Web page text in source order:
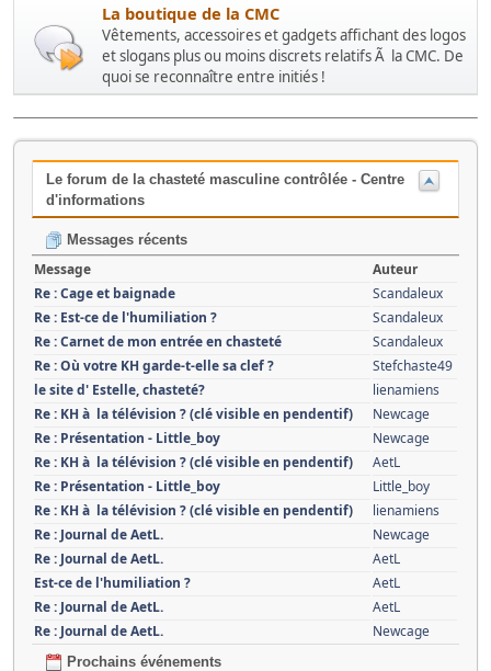
La boutique de la CMC
Vêtements, accessoires et gadgets affichant des logos
et slogans plus ou moins discrets relatifs Ã la CMC. De
quoi se reconnaître entre initiés !
Le forum de la chasteté masculine contrôlée - Centre
d'informations
Messages récents
Message
Auteur
Re : Cage et baignade
Scandaleux
Re : Est-ce de l'humiliation ?
Scandaleux
Re : Carnet de mon entrée en chasteté
Scandaleux
Re : Où votre KH garde-t-elle sa clef ?
Stefchaste49
le site d' Estelle, chasteté?
lienamiens
Re : KH à la télévision ? (clé visible en pendentif)
Newcage
Re : Présentation - Little_boy
Newcage
Re : KH à la télévision ? (clé visible en pendentif)
AetL
Re : Présentation - Little_boy
Little_boy
Re : KH à la télévision ? (clé visible en pendentif)
lienamiens
Re : Journal de AetL.
Newcage
Re : Journal de AetL.
AetL
Est-ce de l'humiliation ?
AetL
Re : Journal de AetL.
AetL
Re : Journal de AetL.
Newcage
Prochains événements